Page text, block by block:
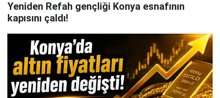
Yeniden Refah gençliği Konya esnafının
kapısını çaldı!